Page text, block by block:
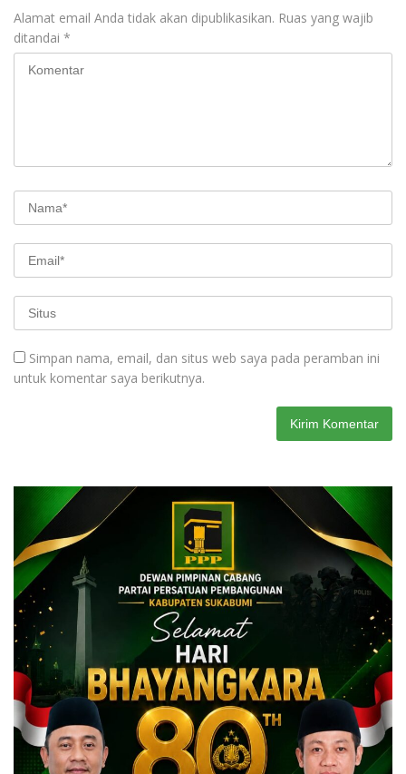
Alamat email Anda tidak akan dipublikasikan. Ruas yang wajib
ditandai *
Simpan nama, email, dan situs web saya pada peramban ini
untuk komentar saya berikutnya.